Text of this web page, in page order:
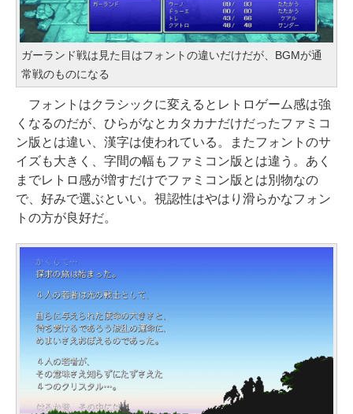
ガーランド戦は見た目はフォントの違いだけだが、BGMが通
常戦のものになる
フォントはクラシックに変えるとレトロゲーム感は強
くなるのだが、ひらがなとカタカナだけだったファミコ
ン版とは違い、漢字は使われている。またフォントのサ
イズも大きく、字間の幅もファミコン版とは違う。あく
までレトロ感が増すだけでファミコン版とは別物なの
で、好みで選ぶといい。視認性はやはり滑らかなフォン
トの方が良好だ。